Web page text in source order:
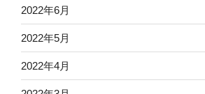
2022年6月
2022年5月
2022年4月